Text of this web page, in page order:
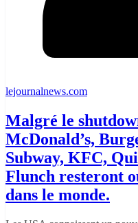
lejournalnews.com
Malgré le
McDonald’s,
Subway, KFC,
Flunch resteront
dans le monde.